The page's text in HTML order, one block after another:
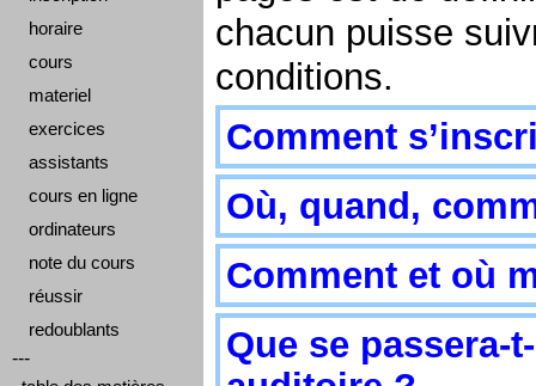
horaire
cours
materiel
exercices
assistants
cours en ligne
ordinateurs
note du cours
réussir
redoublants
---
chacun puisse
conditions.
Comment
Où, quand,
Comment et où
Que se passera-